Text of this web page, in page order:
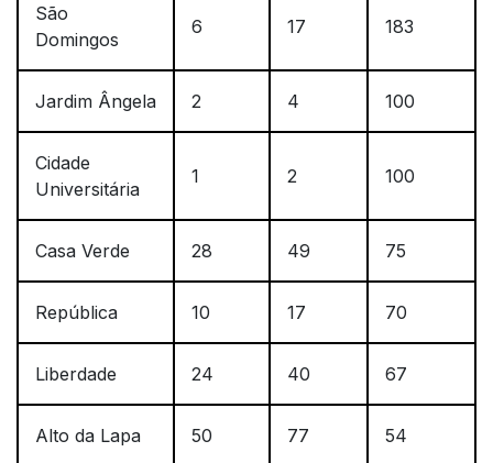
São
Domingos
6 17 183
Jardim Ângela 2 4 100
Cidade
Universitária
1 2 100
Casa Verde 28 49 75
República 10 17 70
Liberdade 24 40 67
Alto da Lapa 50 77 54